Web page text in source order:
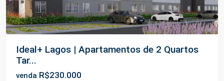
Ideal+ Lagos | Apartamentos de 2 Quartos
Tar...
venda R$230.000